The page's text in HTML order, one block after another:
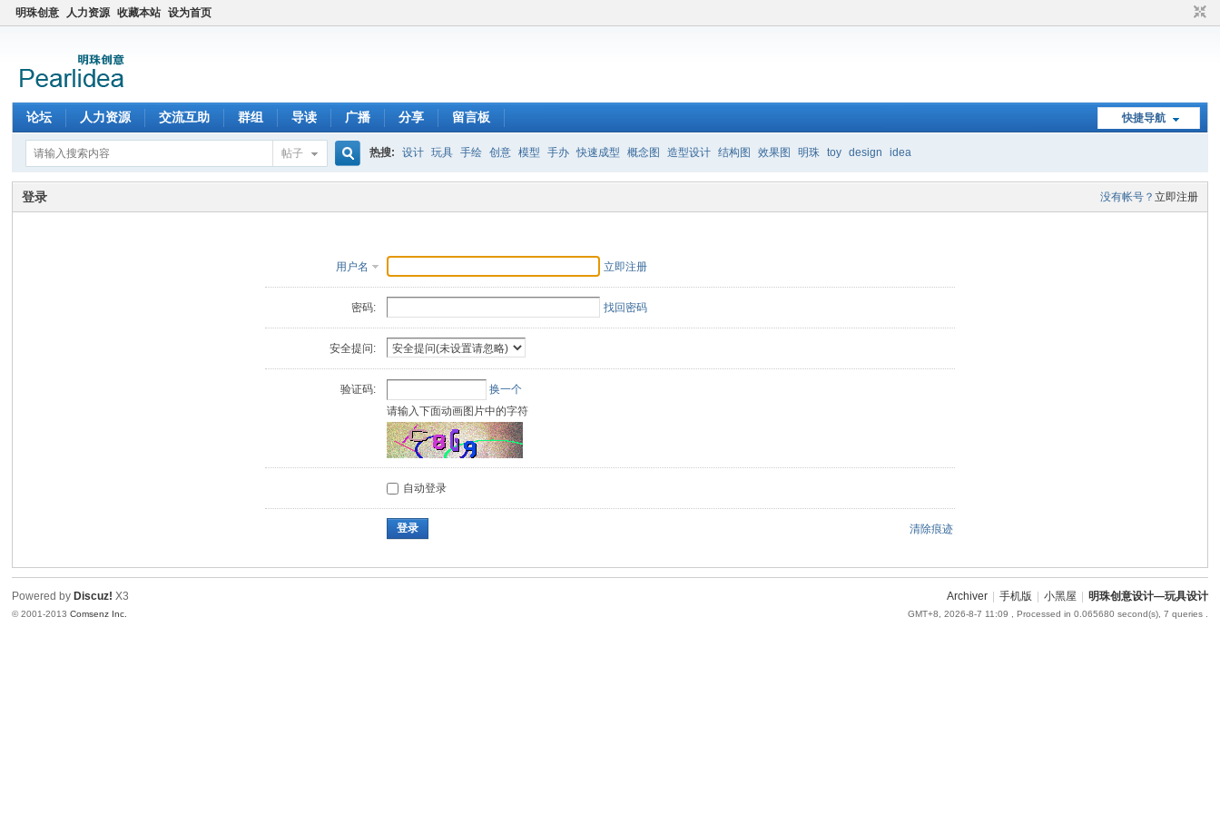
明珠创意 人力资源 收藏本站 设为首页
快捷导航
论坛 人力资源 交流互助 群组 导读 广播 分享 留言板
帖子
搜
热搜: 设计 玩具 手绘 创意 模型 手办 快速成型 概念图 造型设计 结构图 效果图 明珠 toy design idea
没有帐号？ 立即注册
登录
用户名 立即注册
密码: 找回密码
安全提问:
验证码:
换一个
请输入下面动画图片中的字符
自动登录
登录 清除痕迹
Archiver 手机版 小黑屋 明珠创意设计—玩具设计
GMT+8, 2026-8-7 11:09 , Processed in 0.065680 second(s), 7 queries .
Powered by Discuz! X3
© 2001-2013Comsenz Inc.